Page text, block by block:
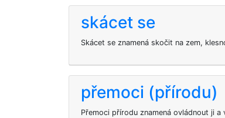
skácet se
Skácet se znamená skočit na zem,
přemoci (přírodu)
Přemoci přírodu znamená ovládnout ji